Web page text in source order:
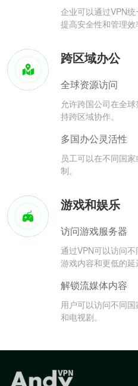
企业可以通过VPN
提高安全性和管理效
跨区域办公
全球资源访问
允许跨国公司在全
持跨区域协作。
多国办公灵活性
员工可以在不同国
制。
游戏和娱乐
访问游戏服务器
通过VPN可以访问
游戏内容和更低的延
解锁流媒体内容
用户可以访问不同
和电视剧。